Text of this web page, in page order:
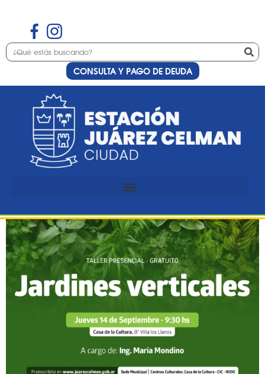
CONSULTA Y PAGO DE DEUDA
Etiqueta:septiembre
Preinscripción al taller de
jardines verticales